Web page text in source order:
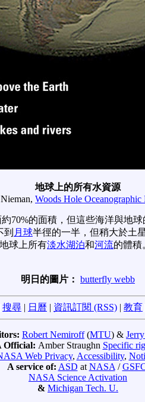
地球上的所有水資源
Woods Hole Oceanographic
70%的面積，但這些海洋與地
到 月球半徑的一半，但稍大於土
球上所有淡水湖泊和河流的體積
明日的圖片： butterfly webb
搜尋 | 日曆 | 資訊訂閱 (RSS) | 教育
Robert Nemiroff(MTU) &
Official: Amber Straughn Specific
Web Privacy, Accessibility,
A service of: ASD at NASA /
NASA Science Activation
& Michigan Tech. U.